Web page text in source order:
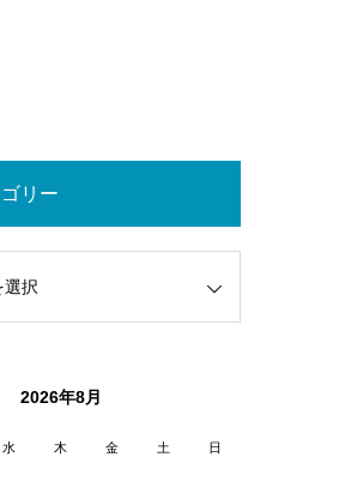
リー
2026年8月
水 木 金 土 日